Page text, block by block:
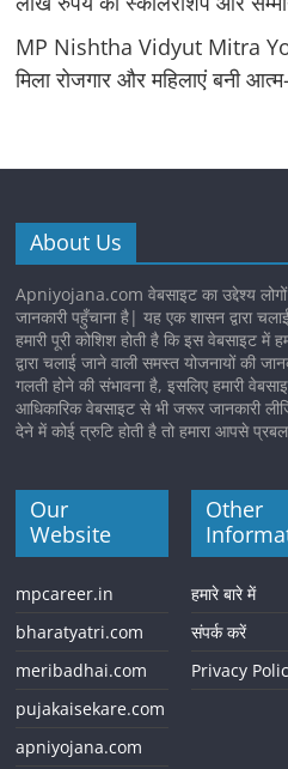
MP Nishtha Vidyut Mitra
मिला रोजगार और महिलाएं बनी आत्म-
About Us
Apniyojana.com वेबसाइट का उद्देश्य
जानकारी पहुँचाना है| यह एक शासन द्वारा
हमारी पूरी कोशिश होती है कि इस वेबसाइट
द्वारा चलाई जाने वाली समस्त योजनायों की
गलती होने की संभावना है, इसलिए हमारी
आधिकारिक वेबसाइट से भी जरूर जानकारी
देने में कोई त्रुटि होती है तो हमारा आपसे
Our
Website
mpcareer.in
bharatyatri.com
meribadhai.com
pujakaisekare.com
apniyojana.com
Other
हमारे बारे में
संपर्क करें
Privacy